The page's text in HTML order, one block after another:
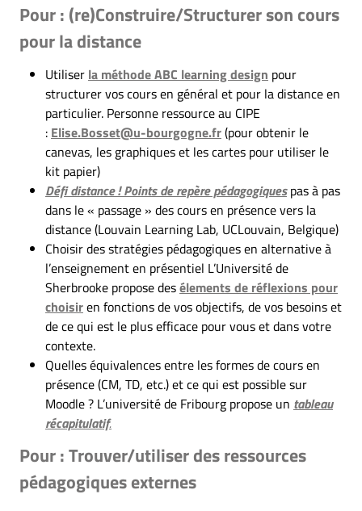
Pour : (re)Construire/Structurer son cours
pour la distance
Utiliser la méthode ABC learning design pour
structurer vos cours en général et pour la distance en
particulier. Personne ressource au CIPE
: Elise.Bosset@u-bourgogne.fr(pour obtenir le
canevas, les graphiques et les cartes pour utiliser le
kit papier)
Défi distance ! Points de repère pédagogiques pas à pas
dans le « passage » des cours en présence vers la
distance (Louvain Learning Lab, UCLouvain, Belgique)
Choisir des stratégies pédagogiques en alternative à
l’enseignement en présentiel L’Université de
Sherbrooke propose desélements de réflexions pour
choisiren fonctions de vos objectifs, de vos besoins et
de ce qui est le plus efficace pour vous et dans votre
contexte.
Quelles équivalences entre les formes de cours en
présence (CM, TD, etc.) et ce qui est possible sur
Moodle ? L’université de Fribourg propose un tableau
récapitulatif.
Pour : Trouver/utiliser des ressources
pédagogiques externes